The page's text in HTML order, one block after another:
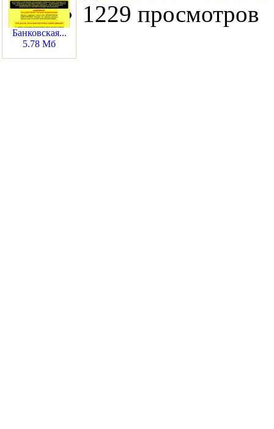
Банковская...
5.78 Мб
1229 просмотров